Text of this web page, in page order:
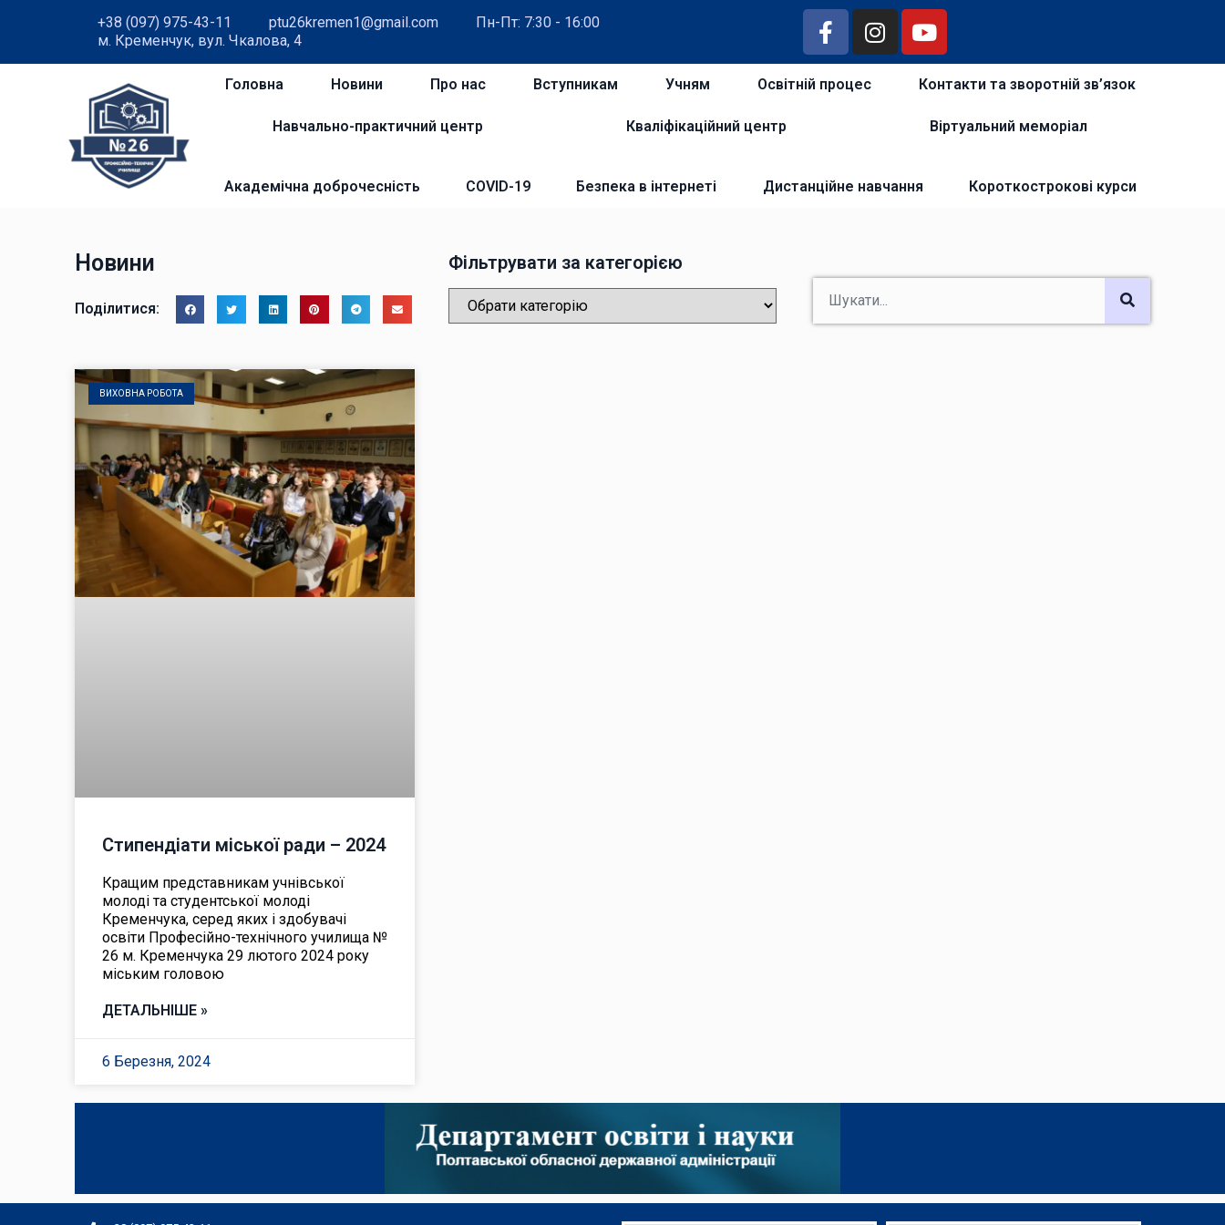
+38 (097) 975-43-11 ptu26kremen1@gmail.com
Пн-Пт: 7:30 - 16:00
м. Кременчук, вул. Чкалова, 4
Головна Новини Про нас Вступникам Учням Освітній процес Контакти та зворотній зв’язок
Навчально-практичний центр Кваліфікаційний центр Віртуальний меморіал
Академічна доброчесність COVID-19 Безпека в інтернеті Дистанційне навчання Короткострокові курси
Новини
Поділитися:
Фільтрувати за категорією
ВИХОВНА РОБОТА
Стипендіати міської ради – 2024
Кращим представникам учнівської
молоді та студентської молоді
Кременчука, серед яких і здобувачі
освіти Професійно-технічного училища №
26 м. Кременчука 29 лютого 2024 року
міським головою
ДЕТАЛЬНІШЕ »
6 Березня, 2024